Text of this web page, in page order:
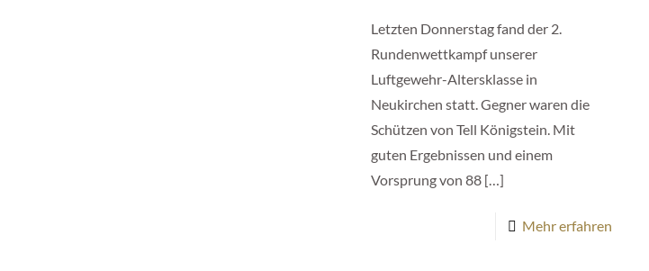
Letzten Donnerstag fand der 2.
Rundenwettkampf unserer
Luftgewehr-Altersklasse in
Neukirchen statt. Gegner waren die
Schützen von Tell Königstein. Mit
guten Ergebnissen und einem
Vorsprung von 88[…]
Mehr erfahren